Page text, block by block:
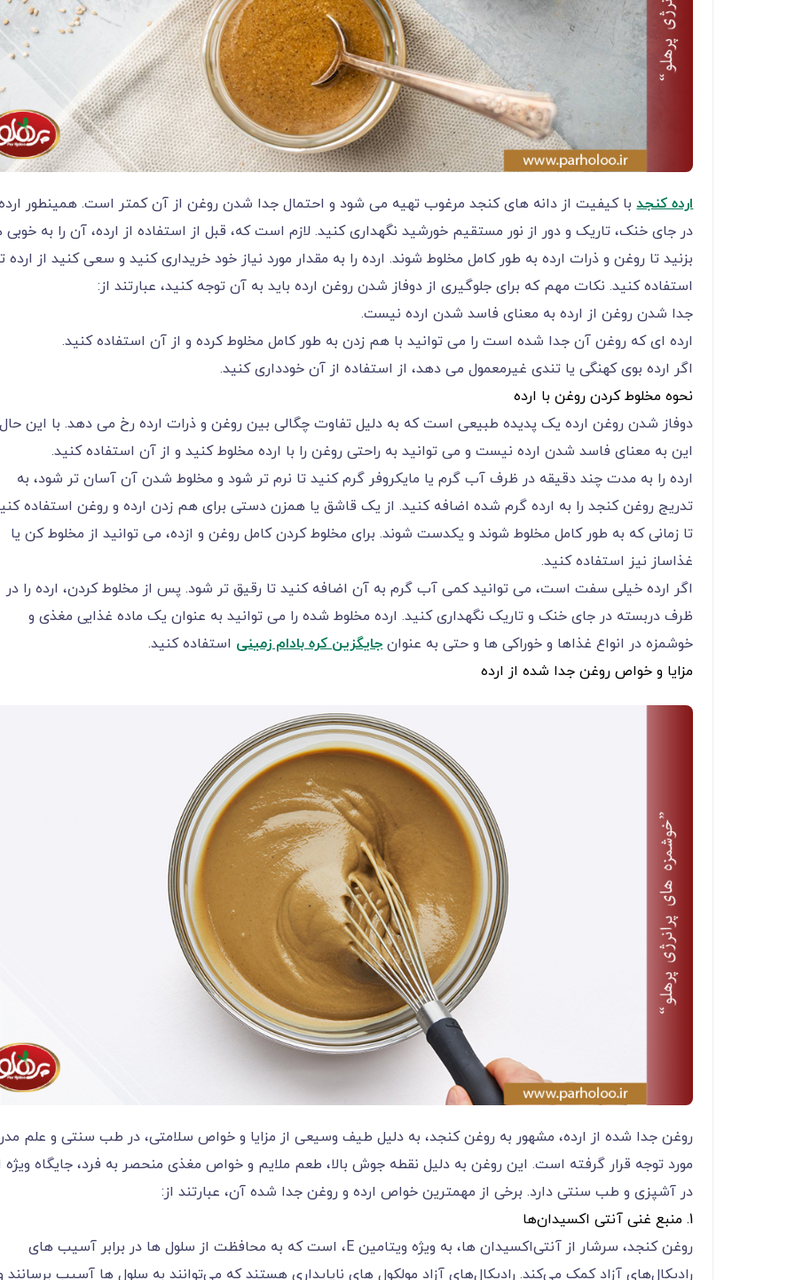
ارده کنجدبا کیفیت از دانه های کنجد مرغوب تهیه می شود و احتمال جدا شدن روغن از آن کمتر است. همینطور ارده
در جای خنک، تاریک و دور از نور مستقیم خورشید نگهداری کنید. لازم است که، قبل از استفاده از ارده، آن را به
بزنید تا روغن و ذرات ارده به طور کامل مخلوط شوند. ارده را به مقدار مورد نیاز خود خریداری کنید و سعی کنید از ارده
استفاده کنید. نکات مهم که برای جلوگیری از دوفاز شدن روغن ارده باید به آن توجه کنید، عبارتند از:
جدا شدن روغن از ارده به معنای فاسد شدن ارده نیست.
ارده ای که روغن آن جدا شده است را می توانید با هم زدن به طور کامل مخلوط کرده و از آن استفاده کنید.
اگر ارده بوی کهنگی یا تندی غیرمعمول می دهد، از استفاده از آن خودداری کنید.
نحوه مخلوط کردن روغن با ارده
دوفاز شدن روغن ارده یک پدیده طبیعی است که به دلیل تفاوت چگالی بین روغن و ذرات ارده رخ می دهد. با این
این به معنای فاسد شدن ارده نیست و می توانید به راحتی روغن را با ارده مخلوط کنید و از آن استفاده کنید.
ارده را به مدت چند دقیقه در ظرف آب گرم یا مایکروفر گرم کنید تا نرم تر شود و مخلوط شدن آن آسان تر شود، به
تدریج روغن کنجد را به ارده گرم شده اضافه کنید. از یک قاشق یا همزن دستی برای هم زدن ارده و روغن استفاده
تا زمانی که به طور کامل مخلوط شوند و یکدست شوند. برای مخلوط کردن کامل روغن و ازده، می توانید از مخلوط کن یا
غذاساز نیز استفاده کنید.
اگر ارده خیلی سفت است، می توانید کمی آب گرم به آن اضافه کنید تا رقیق تر شود. پس از مخلوط کردن، ارده را در
ظرف دربسته در جای خنک و تاریک نگهداری کنید. ارده مخلوط شده را می توانید به عنوان یک ماده غذایی مغذی و
خوشمزه در انواع غذاها و خوراکی ها و حتی به عنوانجایگزین کره بادام زمینی استفاده کنید.
مزایا و خواص روغن جدا شده از ارده
روغن جدا شده از ارده، مشهور به روغن کنجد، به دلیل طیف وسیعی از مزایا و خواص سلامتی، در طب سنتی و علم
مورد توجه قرار گرفته است. این روغن به دلیل نقطه جوش بالا، طعم ملایم و خواص مغذی منحصر به فرد، جایگاه ویژه
در آشپزی و طب سنتی دارد. برخی از مهمترین خواص ارده و روغن جدا شده آن، عبارتند از:
1. منبع غنی آنتی ‌اکسیدان‌ها
روغن کنجد، سرشار از آنتی‌اکسیدان‌ ها، به ویژه ویتامین E، است که به محافظت از سلول‌ ها در برابر آسیب ‌های
رادیکال‌های آزاد کمک می‌کند. رادیکال‌های آزاد مولکول ‌های ناپایداری هستند که می‌توانند به سلول ‌ها آسیب برسانند